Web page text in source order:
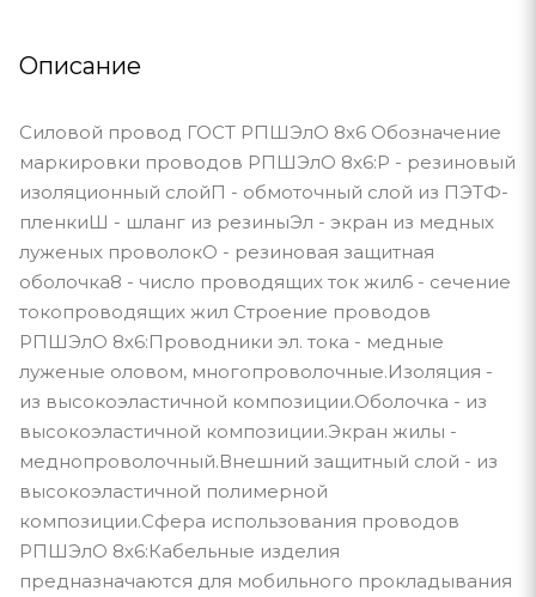
Описание
Силовой провод ГОСТ РПШЭлО 8х6 Обозначение
маркировки проводов РПШЭлО 8х6:Р - резиновый
изоляционный слойП - обмоточный слой из ПЭТФ-
пленкиШ - шланг из резиныЭл - экран из медных
луженых проволокО - резиновая защитная
оболочка8 - число проводящих ток жил6 - сечение
токопроводящих жил Строение проводов
РПШЭлО 8х6:Проводники эл. тока - медные
луженые оловом, многопроволочные.Изоляция -
из высокоэластичной композиции.Оболочка - из
высокоэластичной композиции.Экран жилы -
меднопроволочный.Внешний защитный слой - из
высокоэластичной полимерной
композиции.Сфера использования проводов
РПШЭлО 8х6:Кабельные изделия
предназначаются для мобильного прокладывания